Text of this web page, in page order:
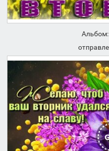
Альбом: